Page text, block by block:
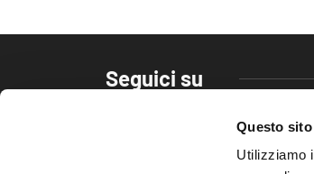
Questo
Utilizziamo
Seguici su